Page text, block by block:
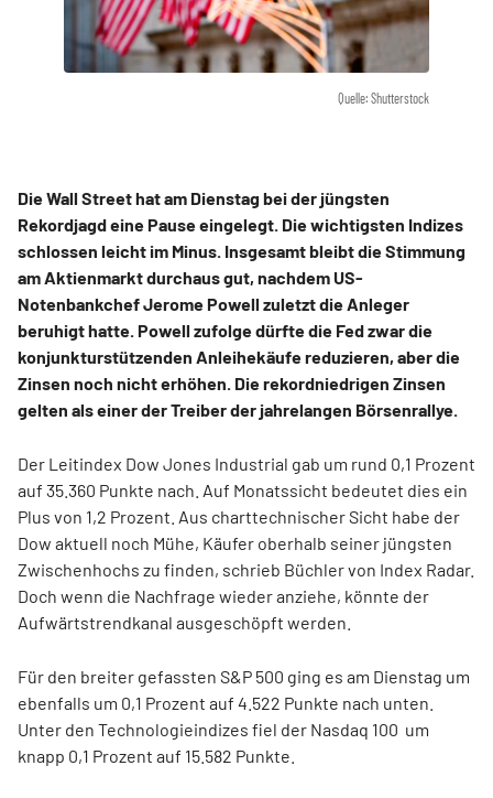
Quelle: Shutterstock
Die Wall Street hat am Dienstag bei der jüngsten
Rekordjagd eine Pause eingelegt. Die wichtigsten Indizes
schlossen leicht im Minus. Insgesamt bleibt die Stimmung
am Aktienmarkt durchaus gut, nachdem US-
Notenbankchef Jerome Powell zuletzt die Anleger
beruhigt hatte. Powell zufolge dürfte die Fed zwar die
konjunkturstützenden Anleihekäufe reduzieren, aber die
Zinsen noch nicht erhöhen. Die rekordniedrigen Zinsen
gelten als einer der Treiber der jahrelangen Börsenrallye.
Der Leitindex Dow Jones Industrial gab um rund 0,1 Prozent
auf 35.360 Punkte nach. Auf Monatssicht bedeutet dies ein
Plus von 1,2 Prozent. Aus charttechnischer Sicht habe der
Dow aktuell noch Mühe, Käufer oberhalb seiner jüngsten
Zwischenhochs zu finden, schrieb Büchler von Index Radar.
Doch wenn die Nachfrage wieder anziehe, könnte der
Aufwärtstrendkanal ausgeschöpft werden.
Für den breiter gefassten S&P 500 ging es am Dienstag um
ebenfalls um 0,1 Prozent auf 4.522 Punkte nach unten.
Unter den Technologieindizes fiel der Nasdaq 100 um
knapp 0,1 Prozent auf 15.582 Punkte.